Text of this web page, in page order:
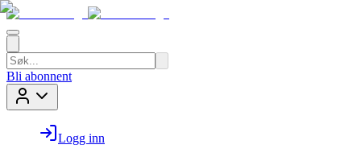
Bli abonnent
Logg inn